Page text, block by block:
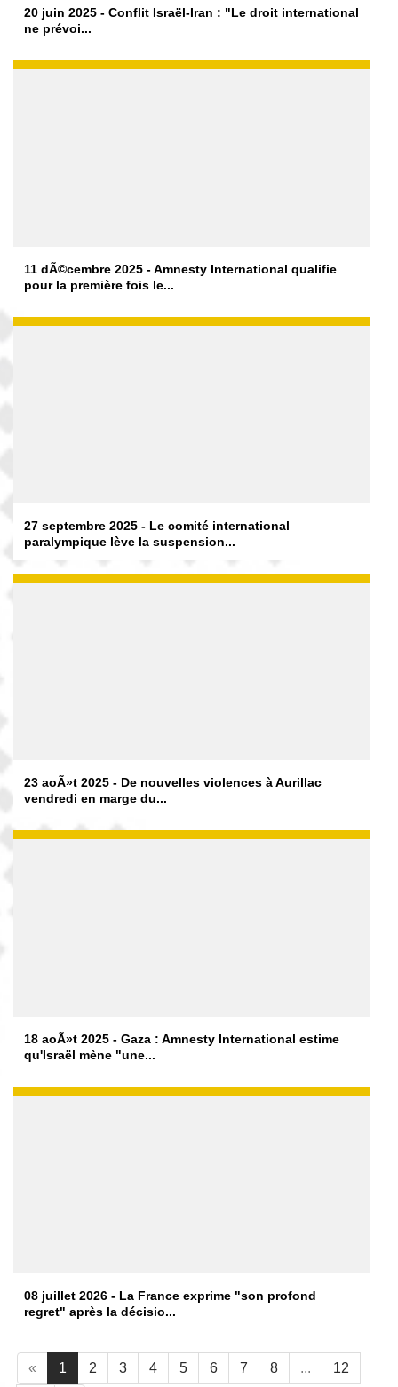
20 juin 2025 - Conflit Israël-Iran : "Le droit international
ne prévoi...
11 dÃ©cembre 2025 - Amnesty International qualifie
pour la première fois le...
27 septembre 2025 - Le comité international
paralympique lève la suspension...
23 aoÃ»t 2025 - De nouvelles violences à Aurillac
vendredi en marge du...
18 aoÃ»t 2025 - Gaza : Amnesty International estime
qu'Israël mène "une...
08 juillet 2026 - La France exprime "son profond
regret" après la décisio...
« 1 2 3 4 5 6 7 8 ... 12